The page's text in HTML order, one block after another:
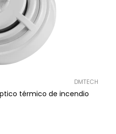
DMTECH
térmico de incendio